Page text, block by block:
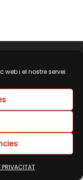
web i el nostre servei.
PRIVACITAT